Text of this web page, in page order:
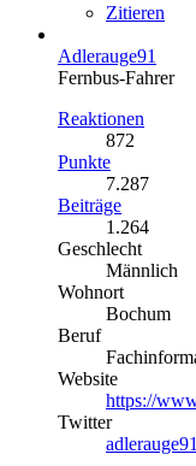
Zitieren
Adlerauge91
Fernbus-Fahrer
Reaktionen
872
Punkte
7.287
Beiträge
1.264
Geschlecht
Männlich
Wohnort
Bochum
Beruf
Website
https://
Twitter
adlerauge91